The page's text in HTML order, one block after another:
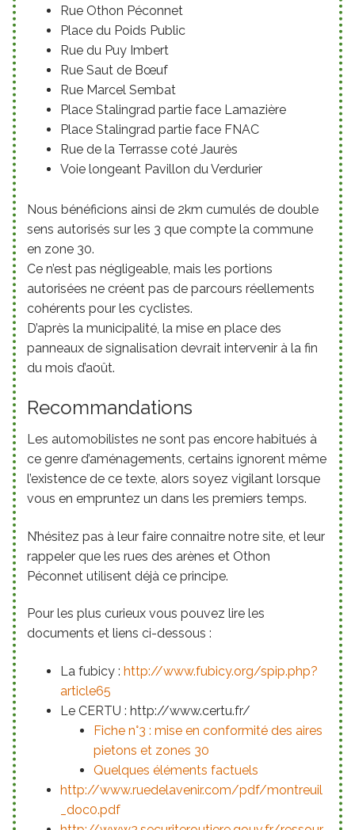
Rue Othon Péconnet
Place du Poids Public
Rue du Puy Imbert
Rue Saut de Bœuf
Rue Marcel Sembat
Place Stalingrad partie face Lamazière
Place Stalingrad partie face FNAC
Rue de la Terrasse coté Jaurès
Voie longeant Pavillon du Verdurier
Nous bénéficions ainsi de 2km cumulés de double
sens autorisés sur les 3 que compte la commune
en zone 30.
Ce n’est pas négligeable, mais les portions
autorisées ne créent pas de parcours réellements
cohérents pour les cyclistes.
D’après la municipalité, la mise en place des
panneaux de signalisation devrait intervenir à la fin
du mois d’août.
Recommandations
Les automobilistes ne sont pas encore habitués à
ce genre d’aménagements, certains ignorent même
l’existence de ce texte, alors soyez vigilant lorsque
vous en empruntez un dans les premiers temps.
N’hésitez pas à leur faire connaitre notre site, et leur
rappeler que les rues des arènes et Othon
Péconnet utilisent déjà ce principe.
Pour les plus curieux vous pouvez lire les
documents et liens ci-dessous :
La fubicy : http://www.fubicy.org/spip.php?
article65
Le CERTU : http://www.certu.fr/
Fiche n°3 : mise en conformité des aires
pietons et zones 30
Quelques éléments factuels
http://www.ruedelavenir.com/pdf/montreuil
_doc0.pdf